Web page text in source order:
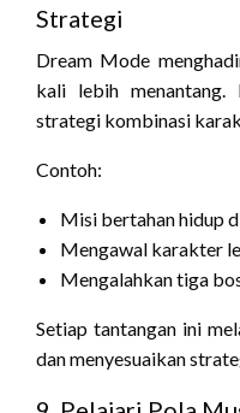
Strategi
Dream Mode
kali lebih
strategi kombinasi
Contoh:
Misi bertahan hidup
Mengawal karakter
Mengalahkan tiga
Setiap tantangan ini
dan menyesuaikan